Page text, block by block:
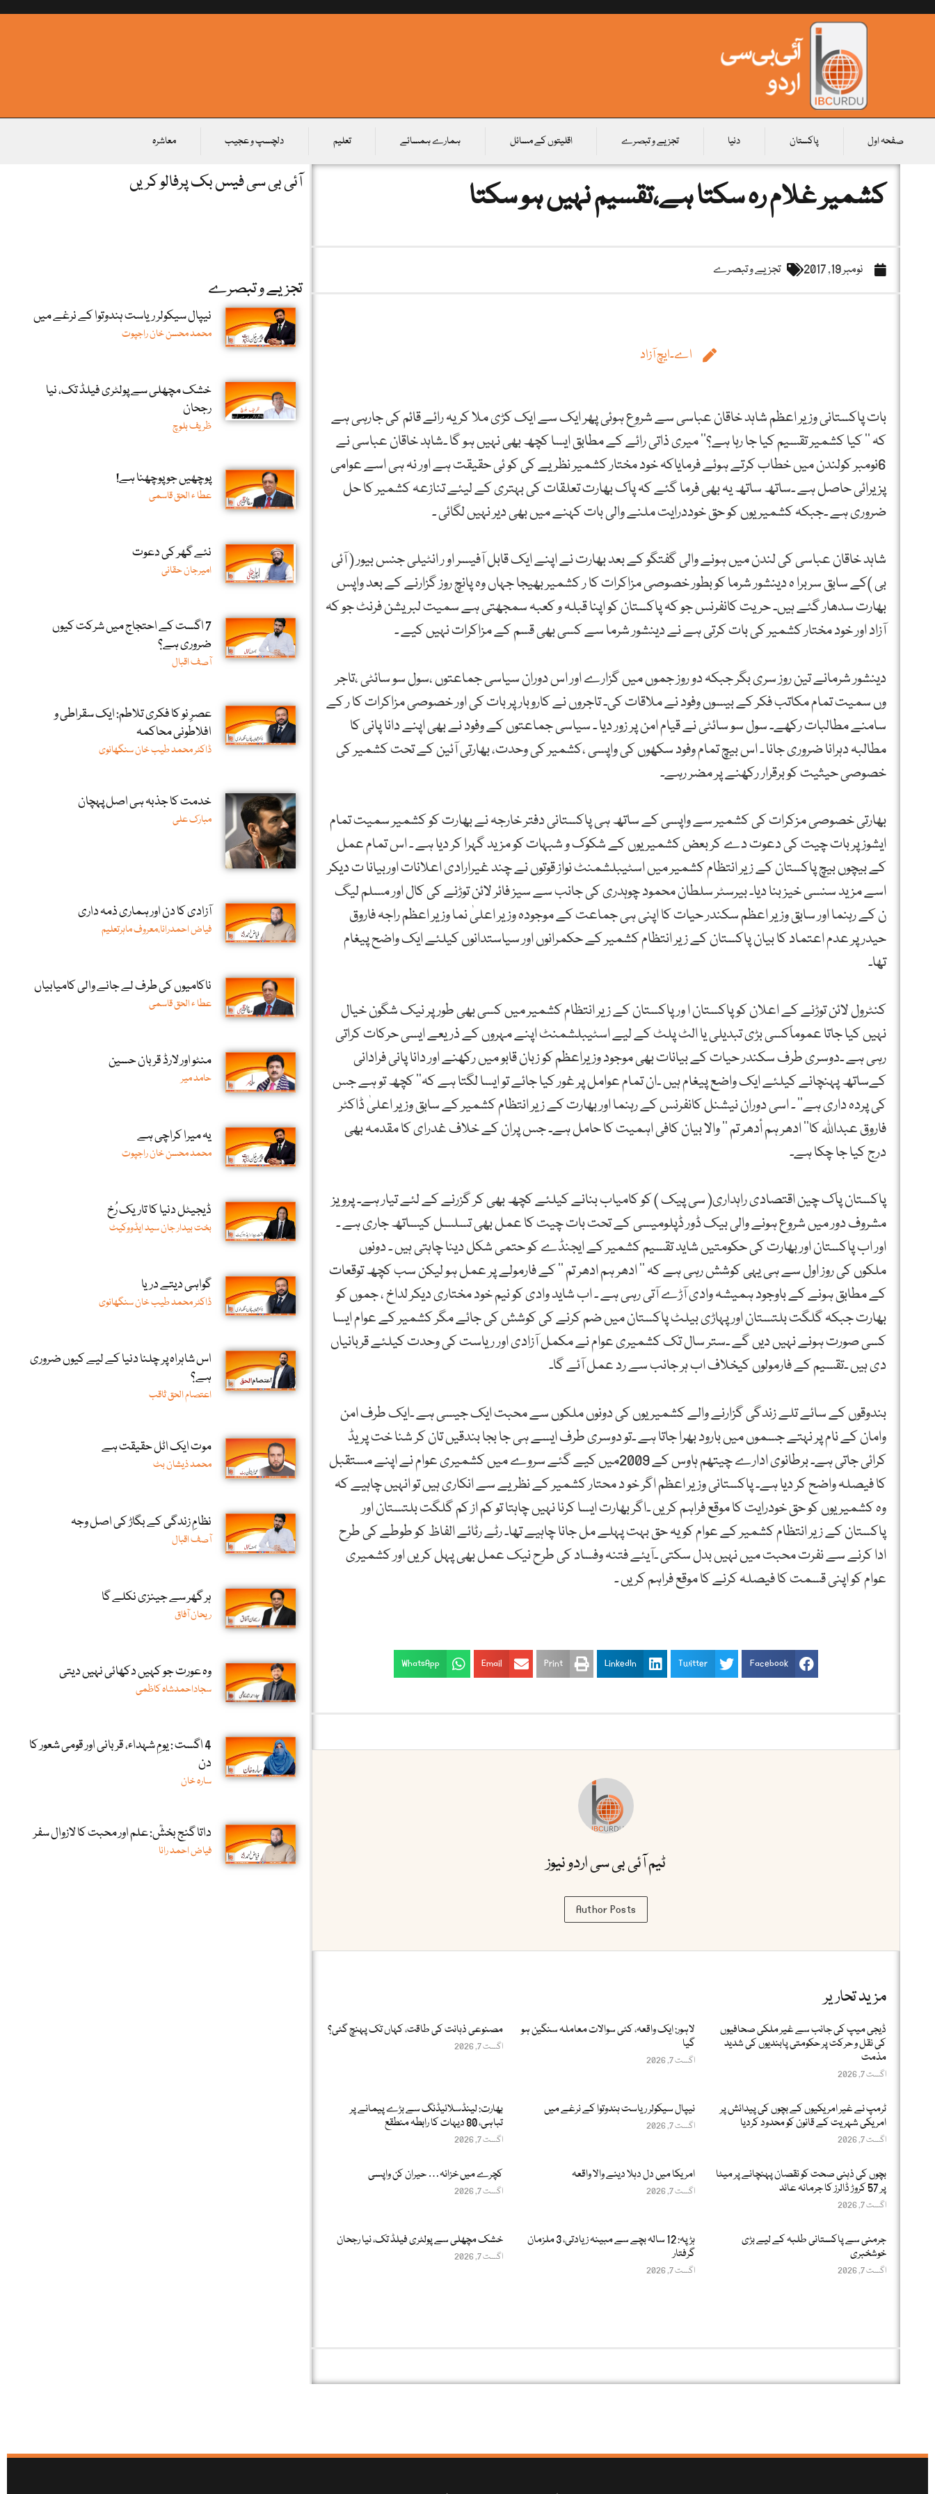
صفحہ اول پاکستان دنیا تجزیے و تبصرے اقلیتوں کے مسائل ہمارے ہمسائے تعلیم دلچسپ و عجیب معاشرہ
کشمیر غلام رہ سکتا ہے،تقسیم نہیں ہو سکتا
نومبر 19, 2017 تجزیے و تبصرے
اے۔ایچ آزاد
بات پاکستانی وزیر اعظم شاہد خاقان عباسی سے شروع ہوئی پھر ایک سے ایک کڑی ملا کر یہ رائے قائم کی جارہی ہے
کہ ’’ کیا کشمیر تقسیم کیا جا رہا ہے؟‘‘ میری ذاتی رائے کے مطابق ایسا کچھ بھی نہیں ہو گا ۔شاہد خاقان عباسی نے
6نومبر کولندن میں خطاب کرتے ہوئے فرمایاکہ خود مختار کشمیر نظریے کی کو ئی حقیقت ہے اور نہ ہی اسے عوامی
پزیرائی حاصل ہے ۔ساتھ ساتھ یہ بھی فرما گئے کہ پاک بھارت تعلقات کی بہتری کے لیئے تنازعہ کشمیر کا حل
ضروری ہے ۔جبکہ کشمیریوں کو حق خوددرایت ملنے والی بات کہنے میں بھی دیر نہیں لگائی ۔
شاہد خاقان عباسی کی لندن میں ہونے والی گفتگو کے بعد بھارت نے اپنے ایک قابل آفیسر او ر انٹیلی جنس بیور ( آئی
بی )کے سابق سربرا ہ دینشور شرما کو بطور خصوصی مزاکرات کا ر کشمیر بھیجا جہاں وہ پانچ روز گزارنے کے بعد واپس
بھارت سدھار گئے ہیں۔ حریت کانفرنس جو کہ پاکستان کو اپنا قبلہ و کعبہ سمجھتی ہے سمیت لبریشن فرنٹ جو کہ
آزاد اور خود مختار کشمیر کی بات کرتی ہے نے دینشور شرما سے کسی بھی قسم کے مزاکرات نہیں کیے ۔
دینشور شرمانے تین روز سری بگر جبکہ دو روز جموں میں گزارے اور اس دوران سیاسی جماعتوں ،سول سو سائٹی ،تاجر
وں سمیت تمام مکاتب فکر کے بیسوں وفود نے ملاقات کی۔ تاجروں نے کاروبار پر بات کی اور خصوصی مزاکرات کا ر کے
سامنے مطالبات رکھے۔ سول سو سائٹی نے قیام امن پر زور دیا ۔ سیاسی جماعتوں کے وفود نے بھی اپنے دانا پانی کا
مطالبہ دہرانا ضروری جانا ۔ اس بیچ تمام وفود سکھوں کی واپسی ،کشمیر کی وحدت، بھارتی آئین کے تحت کشمیر کی
خصوصی حیثیت کو برقرار رکھنے پر مضر رہے۔
بھارتی خصوصی مزکرات کی کشمیر سے واپسی کے ساتھ ہی پاکستانی دفتر خارجہ نے بھارت کو کشمیر سمیت تمام
ایشوز پر بات چیت کی دعوت دے کر بعض کشمیریوں کے شکوک و شبہات کو مزید گہرا کر دیا ہے ۔ اس تمام عمل
کے بیچوں بیچ پاکستان کے زیر انتظام کشمیر میں اسٹیبلشمنٹ نواز قوتوں نے چند غیرارادی اعلانات اوربیانا ت دیکر
اسے مزید سنسی خیز بنا دیا۔ بیرسٹر سلطان محمود چوہدری کی جانب سے سیز فائر لائن توڑنے کی کال اور مسلم لیگ
ن کے رہنما اور سابق وزیر اعظم سکندر حیات کا اپنی ہی جماعت کے موجودہ وزیر اعلیٰ نما وزیر اعظم راجہ فاروق
حیدر پر عدم اعتماد کا بیان پاکستان کے زیر انتظام کشمیر کے حکمرانوں اور سیاستدانوں کیلئے ایک واضح پیغام
تھا۔
کنٹرول لائن توڑنے کے اعلان کو پاکستان ا ور پاکستان کے زیر انتظام کشمیر میں کسی بھی طور پر نیک شگون خیال
نہیں کیا جاتا عموماًکسی بڑی تبدیلی یا الٹ پلٹ کے لیے اسٹیبلشمنٹ اپنے مہروں کے ذریعے ایسی حرکات کراتی
رہی ہے ۔دوسری طرف سکندر حیات کے بیانات بھی موجود وزیراعظم کو زبان قابو میں رکھنے اور دانا پانی فرادانی
کےساتھ پہنچانے کیلئے ایک واضع پیغام ہیں ۔ان تمام عوامل پر غور کیا جائے تو ایسا لگتا ہے کہ’’ کچھ تو ہے جس
کی پردہ داری ہے‘‘ ۔ اسی دوران نیشنل کانفرنس کے رہنما اور بھارت کے زیر انتظام کشمیر کے سابق وزیر اعلیٰ ڈاکٹر
فاروق عبداللہ کا’’ ادھر ہم أدھر تم ‘‘ والا بیان کافی اہمیت کا حامل ہے۔ جس پران کے خلاف غدرای کا مقدمہ بھی
درج کیا جا چکا ہے۔
پاکستان پاک چین اقتصادی راہداری( سی پیک ) کو کامیاب بنانے کیلئے کچھ بھی کر گزرنے کے لئے تیار ہے۔ پرویز
مشروف دور میں شروع ہونے والی بیک ڈور ڈپلومیسی کے تحت بات چیت کا عمل بھی تسلسل کیساتھ جاری ہے ۔
اور اب پاکستان اور بھارت کی حکومتیں شاید تقسیم کشمیر کے ایجنڈے کو حتمی شکل دینا چاہتی ہیں ۔ دونوں
ملکوں کی روز اول سے ہی یہی کوشش رہی ہے کہ ’’ ادھر ہم ادھر تم ‘‘ کے فارمولے پر عمل ہو لیکن سب کچھ توقعات
کے مطابق ہونے کے باوجود ہمیشہ وادی آڑے آتی رہی ہے ۔ اب شاید وادی کو نیم خود مختاری دیکر لداخ ، جموں کو
بھارت جبکہ گلگت بلتستان اور پہاڑی بیلٹ پاکستان میں ضم کرنے کی کوشش کی جائے مگر کشمیر کے عوام ایسا
کسی صورت ہونے نہیں دیں گے ۔ستر سال تک کشمیری عوام نے مکمل آزادی اور ریاست کی وحدت کیلئے قربانیاں
دی ہیں ۔تقسیم کے فارمولوں کیخلاف اب ہر جانب سے رد عمل آئے گا۔
بندوقوں کے سائے تلے زندگی گزارنے والے کشمیریوں کی دونوں ملکوں سے محبت ایک جیسی ہے ۔ایک طرف امن
وامان کے نام پر نہتے جسموں میں بارود بھرا جاتا ہے ۔تو دوسری طرف ایسے ہی جا بجا بندقیں تان کر شنا خت پریڈ
کرائی جاتی ہے۔ برطانوی ادارے چیتھم ہاوس کے 2009میں کیے گئے سروے میں کشمیری عوام نے اپنے مستقبل
کا فیصلہ واضح کر دیا ہے۔ پاکستانی وزیر اعظم اگر خو د محتار کشمیر کے نظریے سے انکاری ہیں تو انہیں چاہیے کہ
وہ کشمیریوں کو حق خودرایت کا موقع فراہم کریں ۔اگر بھارت ایسا کرنا نہیں چاہتا تو کم از کم گلگت بلتستان اور
پاکستان کے زیر انتظام کشمیر کے عوام کو یہ حق بہت پہلے مل جانا چاہیے تھا۔ رٹے رٹائے الفاظ کو طوطے کی طرح
ادا کرنے سے نفرت محبت میں نہیں بدل سکتی ۔آیئے فتنہ وفساد کی طرح نیک عمل بھی پہل کریں اور کشمیری
عوام کو اپنی قسمت کا فیصلہ کرنے کا موقع فراہم کریں ۔
Facebook
Twitter
LinkedIn
Print
Email
WhatsApp
ٹیم آئی بی سی اردو نیوز
Author Posts
مزید تحاریر
ڈیجی میپ کی جانب سے غیر ملکی صحافیوں
کی نقل و حرکت پر حکومتی پابندیوں کی شدید
مذمت
اگست 7, 2026
لاہور: ایک واقعہ، کئی سوالات معاملہ سنگین ہو
گیا
اگست 7, 2026
مصنوعی ذہانت کی طاقت، کہاں تک پہنچ گئی؟
اگست 7, 2026
ٹرمپ نے غیر امریکیوں کے بچوں کی پیدائش پر
امریکی شہریت کے قانون کو محدود کردیا
اگست 7, 2026
نیپال سیکولر ریاست ہندوتوا کے نرغے میں
اگست 7, 2026
بھارت: لینڈسلائیڈنگ سے بڑے پیمانے پر
تباہی، 80 دیہات کا رابطہ منطقع
اگست 7, 2026
بچوں کی ذہنی صحت کو نقصان پہنچانے پر میٹا
پر 57 کروڑ ڈالرز کا جرمانہ عائد
اگست 7, 2026
امریکا میں دل دہلا دینے والا واقعہ
اگست 7, 2026
کچرے میں خزانہ… حیران کن واپسی
اگست 7, 2026
جرمنی سے پاکستانی طلبہ کے لیے بڑی
خوشخبری
اگست 7, 2026
ہڑپہ: 12 سالہ بچے سے مبینہ زیادتی، 3 ملزمان
گرفتار
اگست 7, 2026
خشک مچھلی سے پولٹری فیلڈ تک، نیا رجحان
اگست 7, 2026
آئی بی سی فیس بک پرفالو کریں
تجزیے و تبصرے
نیپال سیکولر ریاست ہندوتوا کے نرغے میں
محمد محسن خان راجپوت
خشک مچھلی سے پولٹری فیلڈ تک، نیا
رجحان
ظریف بلوچ
پوچھیں جو پوچھنا ہے!
عطا ء الحق قاسمی
نئے گھر کی دعوت
امیرجان حقانی
7 اگست کے احتجاج میں شرکت کیوں
ضروری ہے؟
آصف اقبال
عصرِ نو کا فکری تلاطم: ایک سقراطی و
افلاطونی محاکمہ
ڈاکٹر محمد طیب خان سنگھانوی
خدمت کا جذبہ ہی اصل پہچان
مبارک علی
آزادی کا دن اور ہماری ذمہ داری
فیاض احمدرانا،معروف ماہرتعلیم
ناکامیوں کی طرف لے جانے والی کامیابیاں
عطا ء الحق قاسمی
منٹو اور لارڈ قربان حسین
حامد میر
یہ میرا کراچی ہے
محمد محسن خان راجپوت
ڈیجیٹل دنیا کا تاریک رُخ
بخت بیدار جان سید ایڈووکیٹ
گواہی دیتے دریا
ڈاکٹر محمد طیب خان سنگھانوی
اس شاہراہ پر چلنا دنیا کے لیے کیوں ضروری
ہے؟
اعتصام الحق ثاقب
موت ایک اٹل حقیقت ہے
محمد ذیشان بٹ
نظامِ زندگی کے بگاڑ کی اصل وجہ
آصف اقبال
ہر گھر سے جینزی نکلے گا
ریحان آفاق
وہ عورت جو کہیں دکھائی نہیں دیتی
سجاداحمدشاہ کاظمی
4 اگست : یومِ شہداء، قربانی اور قومی شعور کا
دن
سارہ خان
داتا گنج بخشؒ: علم اور محبت کا لازوال سفر
فیاض احمد رانا